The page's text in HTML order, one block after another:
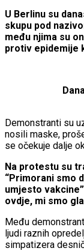
U Berlinu su
skupu pod
među njima su
protiv epidemije
Demonstranti su
nosili maske,
se očekuje dalje
Na protestu su
“Primorani smo
umjesto
ovdje, mi smo
Među
ljudi raznih
simpatizera